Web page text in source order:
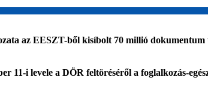
az EESZT-ből kisíbolt 70 millió dokumentum
11-i levele a DÖR feltöréséről a foglalkozás-